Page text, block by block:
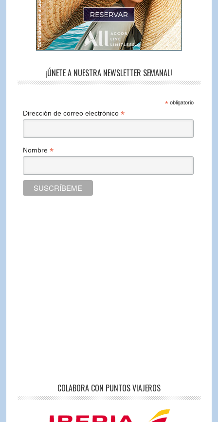
¡ÚNETE A NUESTRA NEWSLETTER SEMANAL!
*obligatorio
Dirección de correo electrónico*
Nombre*
COLABORA CON PUNTOS VIAJEROS